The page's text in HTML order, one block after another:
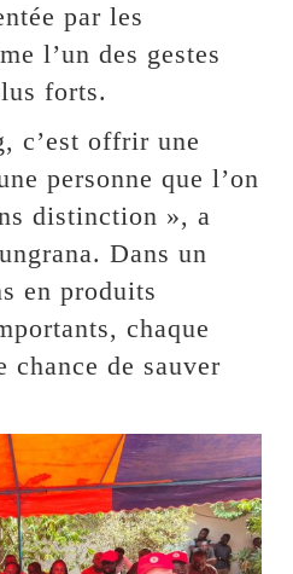
par les
l’un des gestes
forts.
c’est offrir une
personne que l’on
distinction », a
Dans un
en produits
chaque
chance de sauver